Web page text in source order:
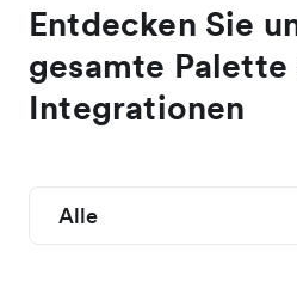
Entdecken Sie
gesamte Palette
Integrationen
Alle